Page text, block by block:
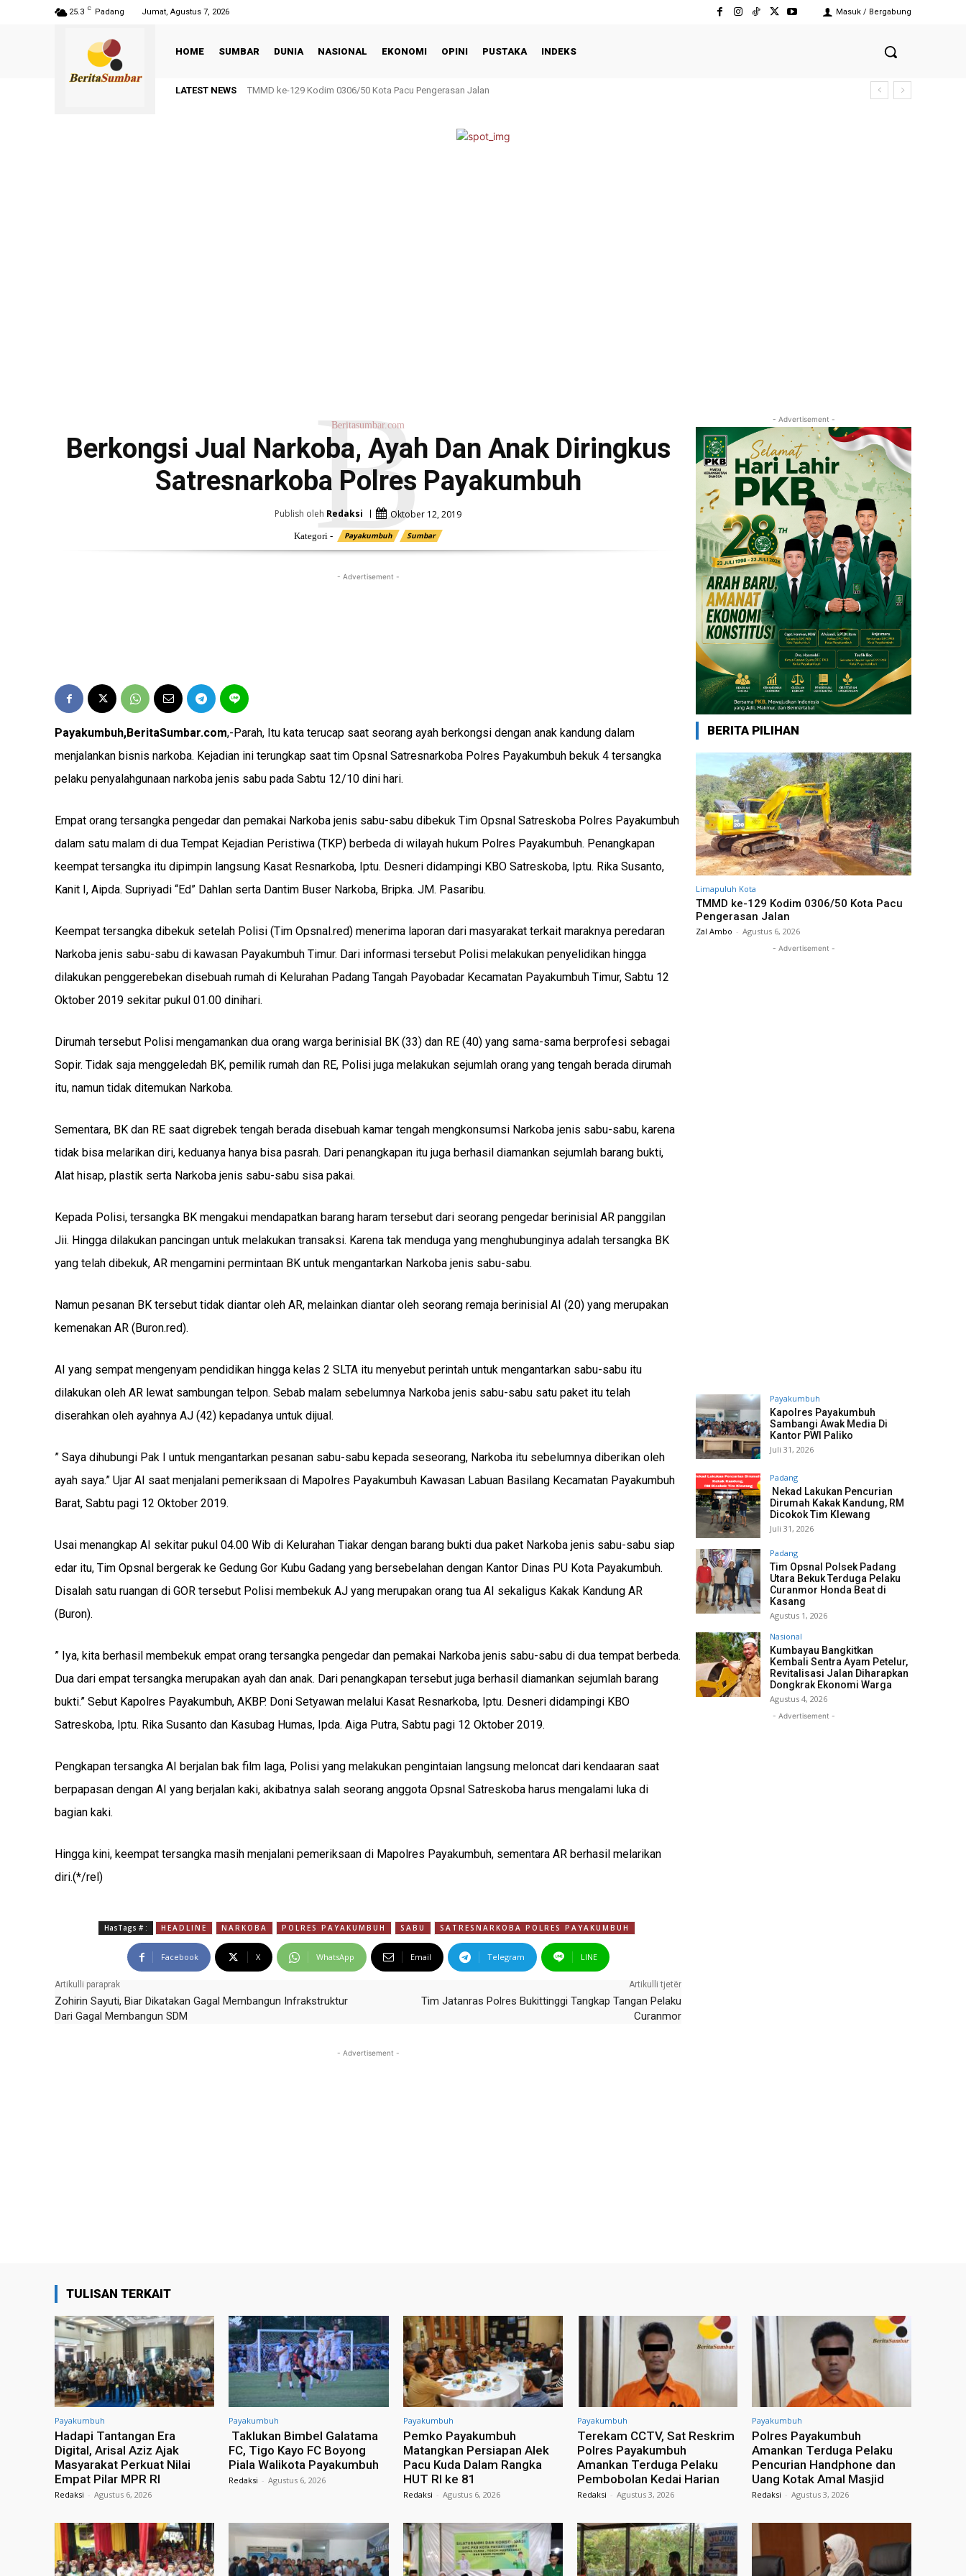
25.3 C Padang Jumat, Agustus 7, 2026 Masuk / Bergabung
HOME SUMBAR DUNIA NASIONAL EKONOMI OPINI PUSTAKA INDEKS
LATEST NEWS TMMD ke-129 Kodim 0306/50 Kota Pacu Pengerasan Jalan
Beritasumbar.com
Berkongsi Jual Narkoba, Ayah Dan Anak Diringkus
Satresnarkoba Polres Payakumbuh
B
Publish oleh Redaksi Oktober 12, 2019
Kategori - Payakumbuh Sumbar
- Advertisement -
Payakumbuh,BeritaSumbar.com,-Parah, Itu kata terucap saat seorang ayah berkongsi dengan anak kandung dalam
menjalankan bisnis narkoba. Kejadian ini terungkap saat tim Opsnal Satresnarkoba Polres Payakumbuh bekuk 4 tersangka
pelaku penyalahgunaan narkoba jenis sabu pada Sabtu 12/10 dini hari.
Empat orang tersangka pengedar dan pemakai Narkoba jenis sabu-sabu dibekuk Tim Opsnal Satreskoba Polres Payakumbuh
dalam satu malam di dua Tempat Kejadian Peristiwa (TKP) berbeda di wilayah hukum Polres Payakumbuh. Penangkapan
keempat tersangka itu dipimpin langsung Kasat Resnarkoba, Iptu. Desneri didampingi KBO Satreskoba, Iptu. Rika Susanto,
Kanit I, Aipda. Supriyadi “Ed” Dahlan serta Dantim Buser Narkoba, Bripka. JM. Pasaribu.
Keempat tersangka dibekuk setelah Polisi (Tim Opsnal.red) menerima laporan dari masyarakat terkait maraknya peredaran
Narkoba jenis sabu-sabu di kawasan Payakumbuh Timur. Dari informasi tersebut Polisi melakukan penyelidikan hingga
dilakukan penggerebekan disebuah rumah di Kelurahan Padang Tangah Payobadar Kecamatan Payakumbuh Timur, Sabtu 12
Oktober 2019 sekitar pukul 01.00 dinihari.
Dirumah tersebut Polisi mengamankan dua orang warga berinisial BK (33) dan RE (40) yang sama-sama berprofesi sebagai
Sopir. Tidak saja menggeledah BK, pemilik rumah dan RE, Polisi juga melakukan sejumlah orang yang tengah berada dirumah
itu, namun tidak ditemukan Narkoba.
Sementara, BK dan RE saat digrebek tengah berada disebuah kamar tengah mengkonsumsi Narkoba jenis sabu-sabu, karena
tidak bisa melarikan diri, keduanya hanya bisa pasrah. Dari penangkapan itu juga berhasil diamankan sejumlah barang bukti,
Alat hisap, plastik serta Narkoba jenis sabu-sabu sisa pakai.
Kepada Polisi, tersangka BK mengakui mendapatkan barang haram tersebut dari seorang pengedar berinisial AR panggilan
Jii. Hingga dilakukan pancingan untuk melakukan transaksi. Karena tak menduga yang menghubunginya adalah tersangka BK
yang telah dibekuk, AR mengamini permintaan BK untuk mengantarkan Narkoba jenis sabu-sabu.
Namun pesanan BK tersebut tidak diantar oleh AR, melainkan diantar oleh seorang remaja berinisial AI (20) yang merupakan
kemenakan AR (Buron.red).
AI yang sempat mengenyam pendidikan hingga kelas 2 SLTA itu menyebut perintah untuk mengantarkan sabu-sabu itu
dilakukan oleh AR lewat sambungan telpon. Sebab malam sebelumnya Narkoba jenis sabu-sabu satu paket itu telah
diserahkan oleh ayahnya AJ (42) kepadanya untuk dijual.
” Saya dihubungi Pak I untuk mengantarkan pesanan sabu-sabu kepada seseorang, Narkoba itu sebelumnya diberikan oleh
ayah saya.” Ujar AI saat menjalani pemeriksaan di Mapolres Payakumbuh Kawasan Labuan Basilang Kecamatan Payakumbuh
Barat, Sabtu pagi 12 Oktober 2019.
Usai menangkap AI sekitar pukul 04.00 Wib di Kelurahan Tiakar dengan barang bukti dua paket Narkoba jenis sabu-sabu siap
edar itu, Tim Opsnal bergerak ke Gedung Gor Kubu Gadang yang bersebelahan dengan Kantor Dinas PU Kota Payakumbuh.
Disalah satu ruangan di GOR tersebut Polisi membekuk AJ yang merupakan orang tua AI sekaligus Kakak Kandung AR
(Buron).
” Iya, kita berhasil membekuk empat orang tersangka pengedar dan pemakai Narkoba jenis sabu-sabu di dua tempat berbeda.
Dua dari empat tersangka merupakan ayah dan anak. Dari penangkapan tersebut juga berhasil diamankan sejumlah barang
bukti.” Sebut Kapolres Payakumbuh, AKBP. Doni Setyawan melalui Kasat Resnarkoba, Iptu. Desneri didampingi KBO
Satreskoba, Iptu. Rika Susanto dan Kasubag Humas, Ipda. Aiga Putra, Sabtu pagi 12 Oktober 2019.
Pengkapan tersangka AI berjalan bak film laga, Polisi yang melakukan pengintaian langsung meloncat dari kendaaran saat
berpapasan dengan AI yang berjalan kaki, akibatnya salah seorang anggota Opsnal Satreskoba harus mengalami luka di
bagian kaki.
Hingga kini, keempat tersangka masih menjalani pemeriksaan di Mapolres Payakumbuh, sementara AR berhasil melarikan
diri.(*/rel)
HasTags # : HEADLINE NARKOBA POLRES PAYAKUMBUH SABU SATRESNARKOBA POLRES PAYAKUMBUH
Facebook X WhatsApp Email Telegram LINE
Artikulli paraprak
Zohirin Sayuti, Biar Dikatakan Gagal Membangun Infrakstruktur
Dari Gagal Membangun SDM
Artikulli tjetër
Tim Jatanras Polres Bukittinggi Tangkap Tangan Pelaku
Curanmor
- Advertisement -
- Advertisement -
BERITA PILIHAN
Limapuluh Kota
TMMD ke-129 Kodim 0306/50 Kota Pacu
Pengerasan Jalan
Zal Ambo - Agustus 6, 2026
- Advertisement -
Payakumbuh
Kapolres Payakumbuh
Sambangi Awak Media Di
Kantor PWI Paliko
Juli 31, 2026
Padang
Nekad Lakukan Pencurian
Dirumah Kakak Kandung, RM
Dicokok Tim Klewang
Juli 31, 2026
Padang
Tim Opsnal Polsek Padang
Utara Bekuk Terduga Pelaku
Curanmor Honda Beat di
Kasang
Agustus 1, 2026
Nasional
Kumbayau Bangkitkan
Kembali Sentra Ayam Petelur,
Revitalisasi Jalan Diharapkan
Dongkrak Ekonomi Warga
Agustus 4, 2026
- Advertisement -
TULISAN TERKAIT
Payakumbuh
Hadapi Tantangan Era
Digital, Arisal Aziz Ajak
Masyarakat Perkuat Nilai
Empat Pilar MPR RI
Redaksi - Agustus 6, 2026
Payakumbuh
Taklukan Bimbel Galatama
FC, Tigo Kayo FC Boyong
Piala Walikota Payakumbuh
Redaksi - Agustus 6, 2026
Payakumbuh
Pemko Payakumbuh
Matangkan Persiapan Alek
Pacu Kuda Dalam Rangka
HUT RI ke 81
Redaksi - Agustus 6, 2026
Payakumbuh
Terekam CCTV, Sat Reskrim
Polres Payakumbuh
Amankan Terduga Pelaku
Pembobolan Kedai Harian
Redaksi - Agustus 3, 2026
Payakumbuh
Polres Payakumbuh
Amankan Terduga Pelaku
Pencurian Handphone dan
Uang Kotak Amal Masjid
Redaksi - Agustus 3, 2026